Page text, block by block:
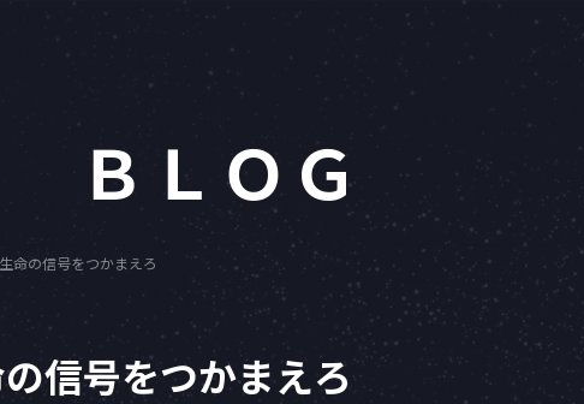
ＢＬＯＧ
命の信号をつかまえろ
信号をつかまえろ